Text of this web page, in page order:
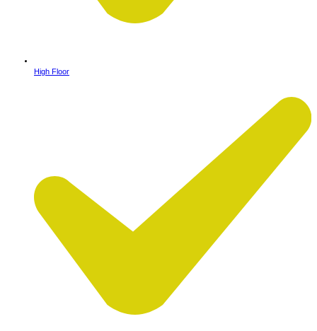
High Floor